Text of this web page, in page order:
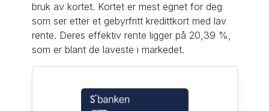
bruk av kortet. Kortet er mest egnet for deg
som ser etter et gebyrfritt kredittkort med lav
rente. Deres effektiv rente ligger på 20,39 %,
som er blant de laveste i markedet.